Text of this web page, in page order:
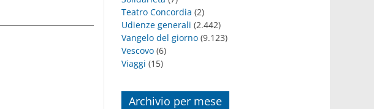
Teatro Concordia (2)
Udienze generali (2.442)
Vangelo del giorno (9.123)
Vescovo (6)
Viaggi (15)
Archivio per mese